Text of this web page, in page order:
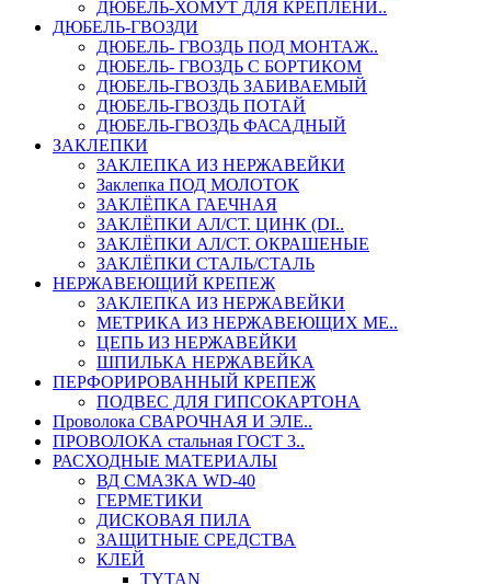
ДЮБЕЛЬ-ХОМУТ ДЛЯ КРЕПЛЕНИ..
ДЮБЕЛЬ-ГВОЗДИ
ДЮБЕЛЬ- ГВОЗДЬ ПОД МОНТАЖ..
ДЮБЕЛЬ- ГВОЗДЬ С БОРТИКОМ
ДЮБЕЛЬ-ГВОЗДЬ ЗАБИВАЕМЫЙ
ДЮБЕЛЬ-ГВОЗДЬ ПОТАЙ
ДЮБЕЛЬ-ГВОЗДЬ ФАСАДНЫЙ
ЗАКЛЕПКИ
ЗАКЛЕПКА ИЗ НЕРЖАВЕЙКИ
Заклепка ПОД МОЛОТОК
ЗАКЛЁПКА ГАЕЧНАЯ
ЗАКЛЁПКИ АЛ/СТ. ЦИНК (DI..
ЗАКЛЁПКИ АЛ/СТ. ОКРАШЕНЫЕ
ЗАКЛЁПКИ СТАЛЬ/СТАЛЬ
НЕРЖАВЕЮЩИЙ КРЕПЕЖ
ЗАКЛЕПКА ИЗ НЕРЖАВЕЙКИ
МЕТРИКА ИЗ НЕРЖАВЕЮЩИХ МЕ..
ЦЕПЬ ИЗ НЕРЖАВЕЙКИ
ШПИЛЬКА НЕРЖАВЕЙКА
ПЕРФОРИРОВАННЫЙ КРЕПЕЖ
ПОДВЕС ДЛЯ ГИПСОКАРТОНА
Проволока СВАРОЧНАЯ И ЭЛЕ..
ПРОВОЛОКА стальная ГОСТ 3..
РАСХОДНЫЕ МАТЕРИАЛЫ
ВД СМАЗКА WD-40
ГЕРМЕТИКИ
ДИСКОВАЯ ПИЛА
ЗАЩИТНЫЕ СРЕДСТВА
КЛЕЙ
TYTAN